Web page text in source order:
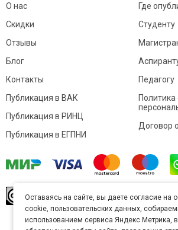
О нас
Скидки
Отзывы
Блог
Контакты
Где
Студенту
Педагогу
Публикация в ВАК
Публикация в РИНЦ
Публикация в ЕГПНИ
Политика
Договор
произведение доступно
Commons «Attribution»
Непортированная.
Оставаясь на сайте, вы даете согласие на
cookie, пользовательских данных,
использованием сервиса Яндекс.Метрика,